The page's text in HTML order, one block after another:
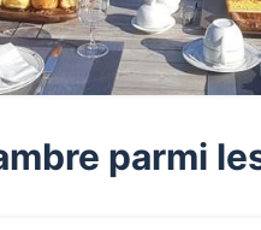
parmi